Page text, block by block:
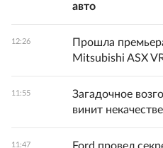
авто
12:26
Прошла
Mitsubishi ASX
11:55
Загадочное
винит
11:47